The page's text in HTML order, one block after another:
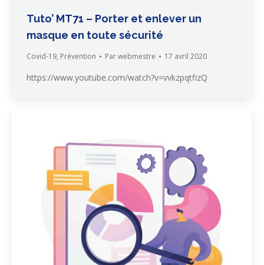
Tuto’ MT71 – Porter et enlever un
masque en toute sécurité
Covid-19, Prévention Parwebmestre 17 avril 2020
https://www.youtube.com/watch?v=vvkzpqtfizQ